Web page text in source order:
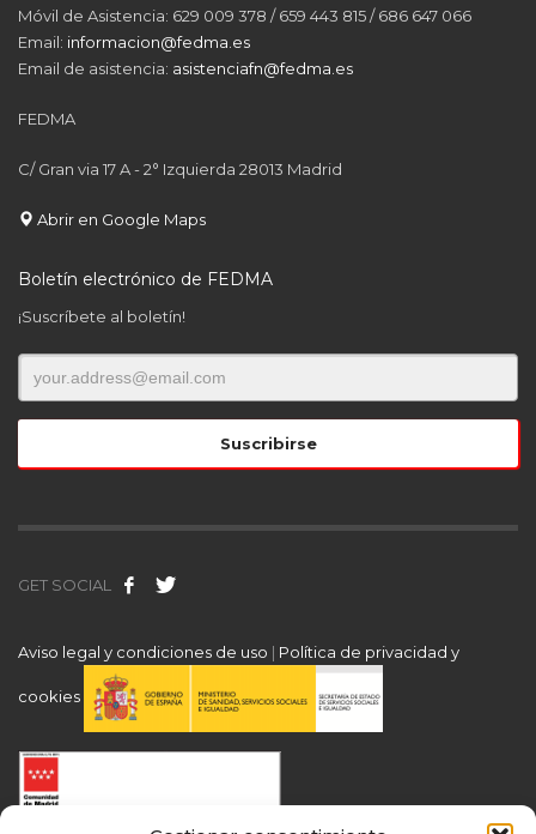
Móvil de Asistencia: 629 009 378 / 659 443 815 / 686 647 066
Email: informacion@fedma.es
Email de asistencia: asistenciafn@fedma.es
FEDMA
C/ Gran via 17 A - 2° Izquierda 28013 Madrid
Abrir en Google Maps
Boletín electrónico de FEDMA
¡Suscríbete al boletín!
GET SOCIAL
Aviso legal y condiciones de uso | Política de privacidad y
cookies